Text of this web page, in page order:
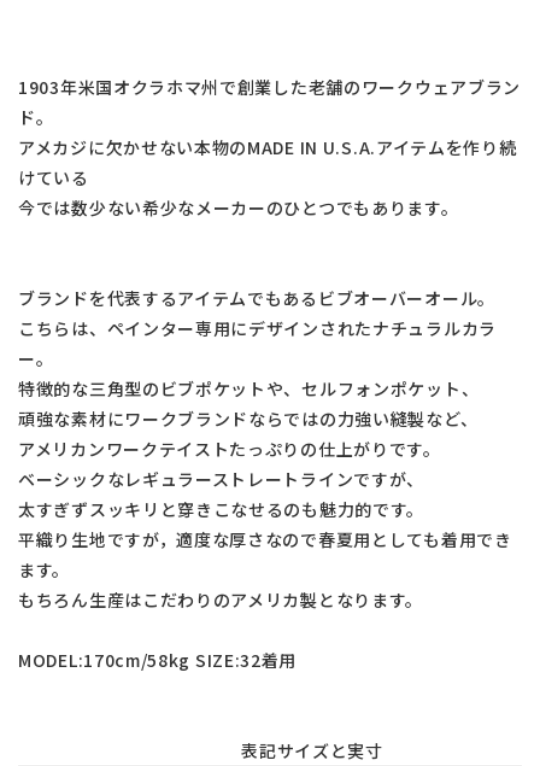
1903年米国オクラホマ州で創業した老舗のワークウェアブラン
ド。
アメカジに欠かせない本物のMADE IN U.S.A.アイテムを作り続
けている
今では数少ない希少なメーカーのひとつでもあります。
ブランドを代表するアイテムでもあるビブオーバーオール。
こちらは、ペインター専用にデザインされたナチュラルカラ
ー。
特徴的な三角型のビブポケットや、セルフォンポケット、
頑強な素材にワークブランドならではの力強い縫製など、
アメリカンワークテイストたっぷりの仕上がりです。
ベーシックなレギュラーストレートラインですが、
太すぎずスッキリと穿きこなせるのも魅力的です。
平織り生地ですが，適度な厚さなので春夏用としても着用でき
ます。
もちろん生産はこだわりのアメリカ製となります。
MODEL:170cm/58kg SIZE:32着用
表記サイズと実寸